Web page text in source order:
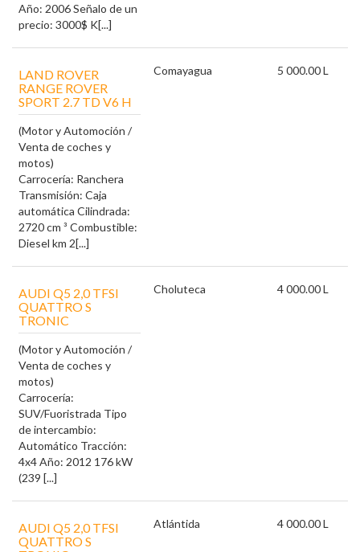
Año: 2006 Señalo de un
precio: 3000$ K[...]
LAND ROVER
RANGE ROVER
SPORT 2.7 TD V6 H
(Motor y Automoción /
Venta de coches y
motos)
Carrocería: Ranchera
Transmisión: Caja
automática Cilindrada:
2720 cm ³ Combustible:
Diesel km 2[...]
Comayagua 5 000.00 L
AUDI Q5 2,0 TFSI
QUATTRO S
TRONIC
(Motor y Automoción /
Venta de coches y
motos)
Carrocería:
SUV/Fuoristrada Tipo
de intercambio:
Automático Tracción:
4x4 Año: 2012 176 kW
(239 [...]
Choluteca 4 000.00 L
AUDI Q5 2,0 TFSI
QUATTRO S
Atlántida 4 000.00 L